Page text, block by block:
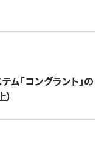
「コングラント」の